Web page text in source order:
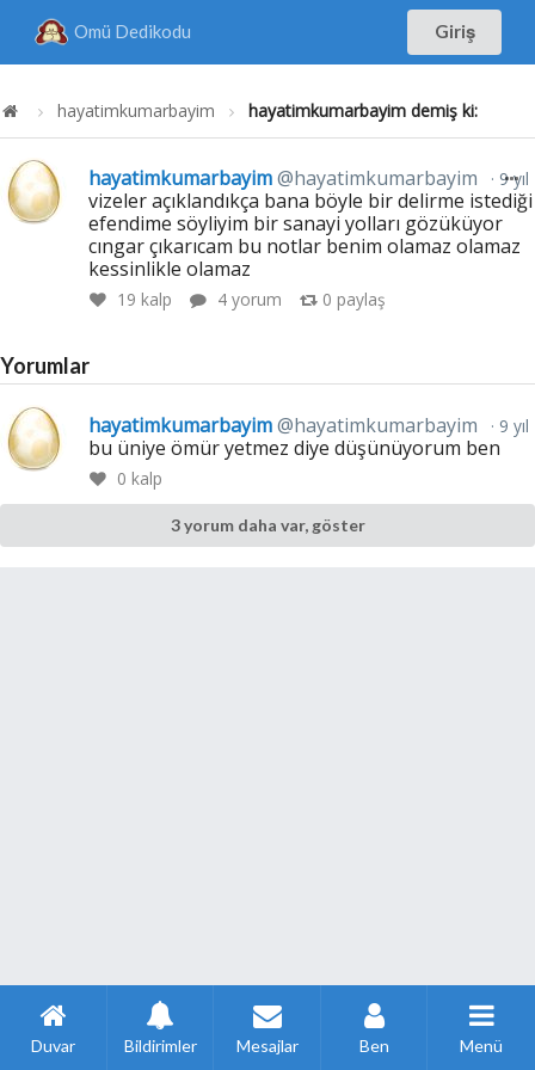
Omü Dedikodu Giriş
hayatimkumarbayim hayatimkumarbayim demiş ki:
hayatimkumarbayim@hayatimkumarbayim 9 yıl
vizeler açıklandıkça bana böyle bir delirme istediği
efendime söyliyim bir sanayi yolları gözüküyor
cıngar çıkarıcam bu notlar benim olamaz olamaz
kessinlikle olamaz
19 kalp 4 yorum 0 paylaş
Yorumlar
hayatimkumarbayim@hayatimkumarbayim 9 yıl
bu üniye ömür yetmez diye düşünüyorum ben
0 kalp
3 yorum daha var, göster
Duvar Bildirimler Mesajlar Ben Menü